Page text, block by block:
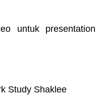
untuk presentation
Study Shaklee